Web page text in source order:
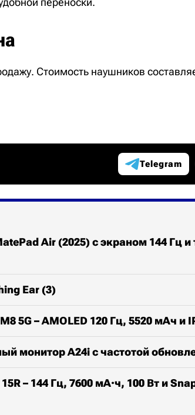
Стоимость наушников
Telegram
Air (2025) с экраном 144 Гц
Ear (3)
5G – AMOLED 120 Гц, 5520 мАч и
монитор A24i с частотой
– 144 Гц, 7600 мА·ч, 100 Вт и